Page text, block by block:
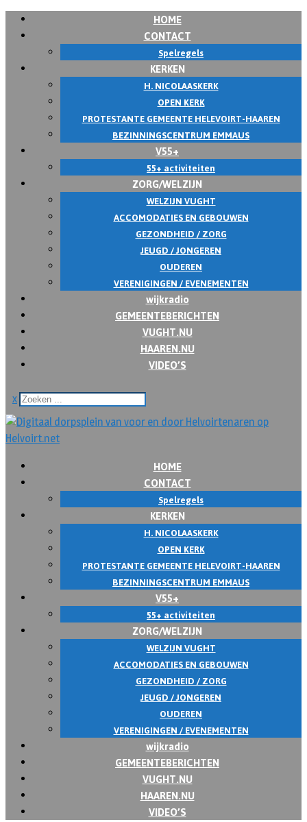
Skip
HOME
CONTACT
Spelregels
KERKEN
H. NICOLAASKERK
OPEN KERK
PROTESTANTE GEMEENTE HELEVOIRT-HAAREN
BEZINNINGSCENTRUM EMMAUS
V55+
55+ activiteiten
ZORG/WELZIJN
WELZIJN VUGHT
ACCOMODATIES EN GEBOUWEN
GEZONDHEID / ZORG
JEUGD / JONGEREN
OUDEREN
VERENIGINGEN / EVENEMENTEN
wijkradio
GEMEENTEBERICHTEN
VUGHT.NU
HAAREN.NU
VIDEO’S
x
HOME
CONTACT
Spelregels
KERKEN
H. NICOLAASKERK
OPEN KERK
PROTESTANTE GEMEENTE HELEVOIRT-HAAREN
BEZINNINGSCENTRUM EMMAUS
V55+
55+ activiteiten
ZORG/WELZIJN
WELZIJN VUGHT
ACCOMODATIES EN GEBOUWEN
GEZONDHEID / ZORG
JEUGD / JONGEREN
OUDEREN
VERENIGINGEN / EVENEMENTEN
wijkradio
GEMEENTEBERICHTEN
VUGHT.NU
HAAREN.NU
VIDEO’S